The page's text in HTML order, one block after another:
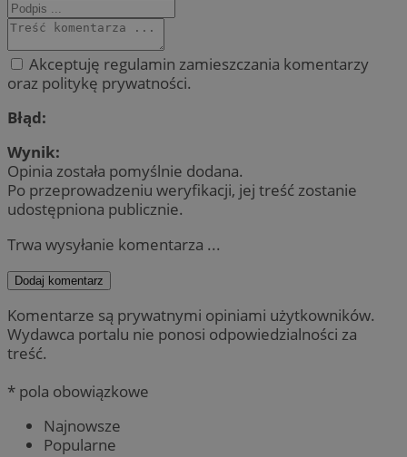
Akceptuję regulamin zamieszczania komentarzy
oraz politykę prywatności.
Błąd:
Wynik:
Opinia została pomyślnie dodana.
Po przeprowadzeniu weryfikacji, jej treść zostanie
udostępniona publicznie.
Trwa wysyłanie komentarza ...
Dodaj komentarz
Komentarze są prywatnymi opiniami użytkowników.
Wydawca portalu nie ponosi odpowiedzialności za
treść.
* pola obowiązkowe
Najnowsze
Popularne